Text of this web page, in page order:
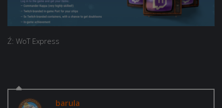
Ź: WoT Express
barula